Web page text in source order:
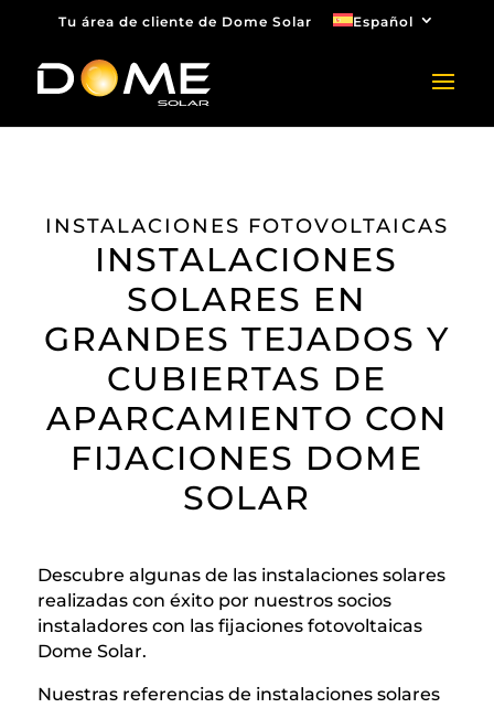
Tu área de cliente de Dome Solar Español
INSTALACIONES FOTOVOLTAICAS
INSTALACIONES
SOLARES EN
GRANDES TEJADOS Y
CUBIERTAS DE
APARCAMIENTO CON
FIJACIONES DOME
SOLAR
Descubre algunas de las instalaciones solares
realizadas con éxito por nuestros socios
instaladores con las fijaciones fotovoltaicas
Dome Solar.
Nuestras referencias de instalaciones solares